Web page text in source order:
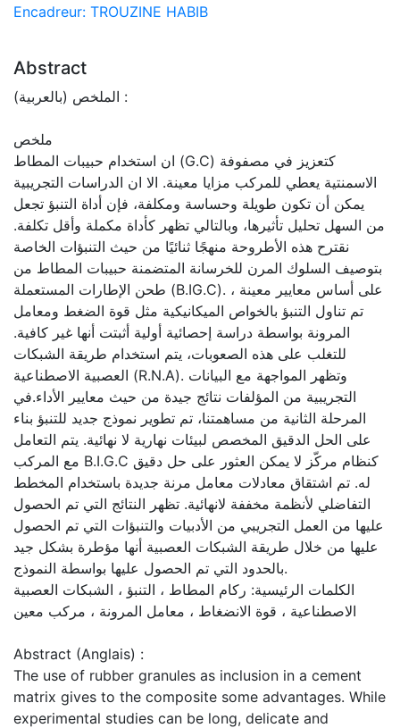
Encadreur: TROUZINE HABIB
Abstract
الملخص (بالعربية) :
ملخص
ان استخدام حبيبات المطاط (G.C) كتعزيز في مصفوفة
الاسمنتية يعطي للمركب مزايا معينة. الا ان الدراسات التجريبية
يمكن أن تكون طويلة وحساسة ومكلفة، فإن أداة التنبؤ تجعل
من السهل تحليل تأثيرها، وبالتالي تظهر كأداة مكملة وأقل تكلفة.
نقترح هذه الأطروحة منهجًا ثنائيًا من حيث التنبؤات الخاصة
بتوصيف السلوك المرن للخرسانة المتضمنة حبيبات المطاط من
طحن الإطارات المستعملة (B.IG.C). على أساس معايير معينة ،
تم تناول التنبؤ بالخواص الميكانيكية مثل قوة الضغط ومعامل
المرونة بواسطة دراسة إحصائية أولية أثبتت أنها غير كافية.
للتغلب على هذه الصعوبات، يتم استخدام طريقة الشبكات
العصبية الاصطناعية (R.N.A). وتظهر المواجهة مع البيانات
التجريبية من المؤلفات نتائج جيدة من حيث معايير الأداء.في
المرحلة الثانية من مساهمتنا، تم تطوير نموذج جديد للتنبؤ بناء
على الحل الدقيق المخصص لبيئات نهارية لا نهائية. يتم التعامل
مع المركب B.I.G.C كنظام مركّز لا يمكن العثور على حل دقيق
له. تم اشتقاق معادلات معامل مرنة جديدة باستخدام المخطط
التفاضلي لأنظمة مخففة لانهائية. تظهر النتائج التي تم الحصول
عليها من العمل التجريبي من الأدبيات والتنبؤات التي تم الحصول
عليها من خلال طريقة الشبكات العصبية أنها مؤطرة بشكل جيد
بالحدود التي تم الحصول عليها بواسطة النموذج.
الكلمات الرئيسية: ركام المطاط ، التنبؤ ، الشبكات العصبية
الاصطناعية ، قوة الانضغاط ، معامل المرونة ، مركب معين
Abstract (Anglais) :
The use of rubber granules as inclusion in a cement
matrix gives to the composite some advantages. While
experimental studies can be long, delicate and